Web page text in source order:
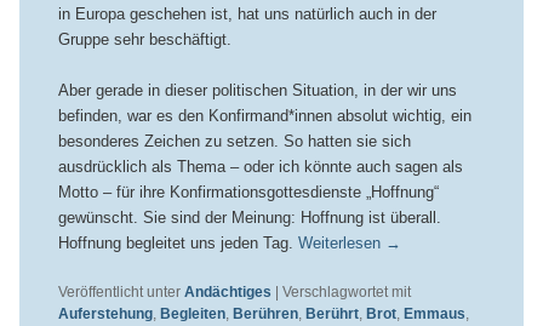
in Europa geschehen ist, hat uns natürlich auch in der
Gruppe sehr beschäftigt.
Aber gerade in dieser politischen Situation, in der wir uns
befinden, war es den Konfirmand*innen absolut wichtig, ein
besonderes Zeichen zu setzen. So hatten sie sich
ausdrücklich als Thema – oder ich könnte auch sagen als
Motto – für ihre Konfirmationsgottesdienste „Hoffnung“
gewünscht. Sie sind der Meinung: Hoffnung ist überall.
Hoffnung begleitet uns jeden Tag. Weiterlesen →
Veröffentlicht unter Andächtiges
Verschlagwortet mit
Auferstehung, Begleiten, Berühren, Berührt, Brot, Emmaus,